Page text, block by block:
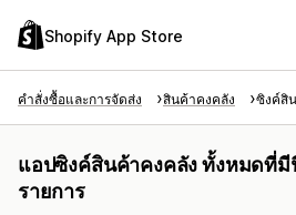
Shopify App Store
คำสั่งซื้อและการจัดส่ง สินค้าคงคลัง ซิงค์สิ
แอปซิงค์สินค้าคงคลัง ทั้งหมดที่มี
รายการ